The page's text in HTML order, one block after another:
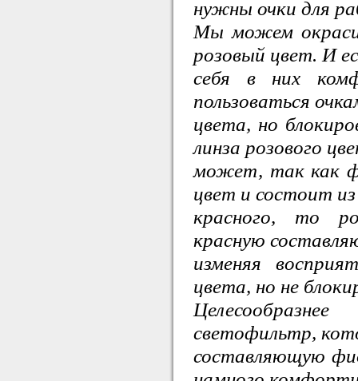
нужны очки для
Мы можем
розовый цвет. И
себя в них
пользоваться
цвета, но
линза розового
может, так как
цвет и состоит из
красного, то
красную
изменяя
цвета, но не
светофильтр,
составляющую